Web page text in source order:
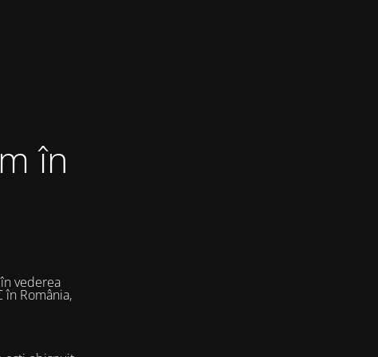
în
vederea
România,